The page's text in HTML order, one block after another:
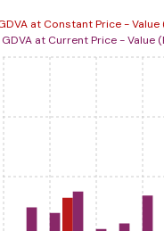
at Constant Price - Value
at Current Price - Value